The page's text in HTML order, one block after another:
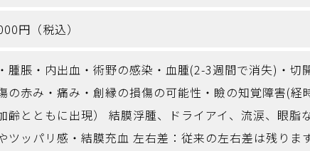
円（税込）
腫脹・内出血・術野の感染・血腫(2-3週間で消失)・切
の赤み・痛み・創縁の損傷の可能性・瞼の知覚障害(経
齢とともに出現） 結膜浮腫、ドライアイ、流涙、眼脂
ツッパリ感・結膜充血 左右差：従来の左右差は残り